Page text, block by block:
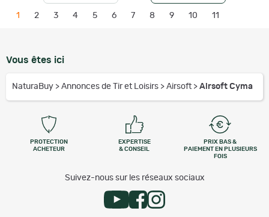
1 2 3 4 5 6 7 8 9 10 11
Vous êtes ici
NaturaBuy > Annonces de Tir et Loisirs > Airsoft > Airsoft Cyma
PROTECTION
ACHETEUR
EXPERTISE
& CONSEIL
PRIX BAS &
PAIEMENT EN PLUSIEURS
FOIS
Suivez-nous sur les réseaux sociaux